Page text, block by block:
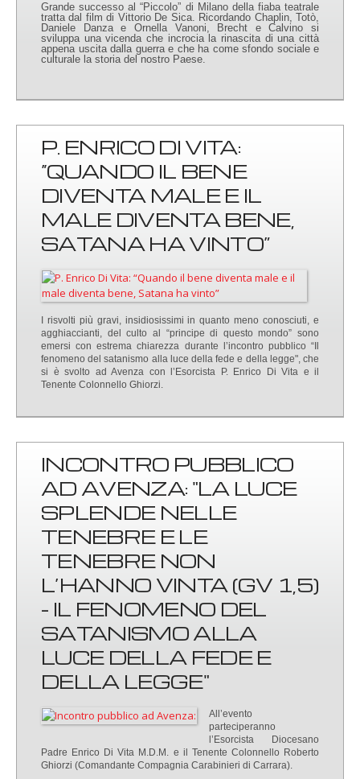
Grande successo al “Piccolo” di Milano della fiaba teatrale
tratta dal film di Vittorio De Sica. Ricordando Chaplin, Totò,
Daniele Danza e Ornella Vanoni, Brecht e Calvino si
sviluppa una vicenda che incrocia la rinascita di una città
appena uscita dalla guerra e che ha come sfondo sociale e
culturale la storia del nostro Paese.
P. ENRICO DI VITA:
“QUANDO IL BENE
DIVENTA MALE E IL
MALE DIVENTA BENE,
SATANA HA VINTO”
I risvolti più gravi, insidiosissimi in quanto meno conosciuti, e
agghiaccianti, del culto al “principe di questo mondo” sono
emersi con estrema chiarezza durante l’incontro pubblico “Il
fenomeno del satanismo alla luce della fede e della legge", che
si è svolto ad Avenza con l’Esorcista P. Enrico Di Vita e il
Tenente Colonnello Ghiorzi.
INCONTRO PUBBLICO
AD AVENZA: "LA LUCE
SPLENDE NELLE
TENEBRE E LE
TENEBRE NON
L’HANNO VINTA (GV 1,5)
- IL FENOMENO DEL
SATANISMO ALLA
LUCE DELLA FEDE E
DELLA LEGGE"
All’evento
parteciperanno
l’Esorcista Diocesano
Padre Enrico Di Vita M.D.M. e il Tenente Colonnello Roberto
Ghiorzi (Comandante Compagnia Carabinieri di Carrara).